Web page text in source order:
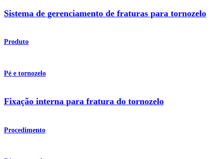
Sistema de gerenciamento de fraturas para tornozelo
Produto
Pé e tornozelo
Fixação interna para fratura do tornozelo
Procedimento